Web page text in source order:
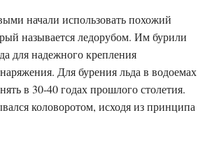
начали использовать похожий
называется ледорубом. Им бурили
для надежного крепления
Для бурения льда в водоемах
в 30-40 годах прошлого столетия.
коловоротом, исходя из принципа